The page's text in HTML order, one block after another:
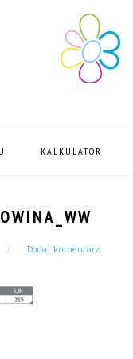
KALKULATOR
Dodaj komentarz